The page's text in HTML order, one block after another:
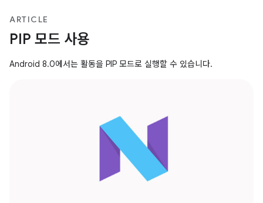
ARTICLE
PIP 모드 사용
Android 8.0에서는 활동을 PIP 모드로 실행할 수 있습니다.